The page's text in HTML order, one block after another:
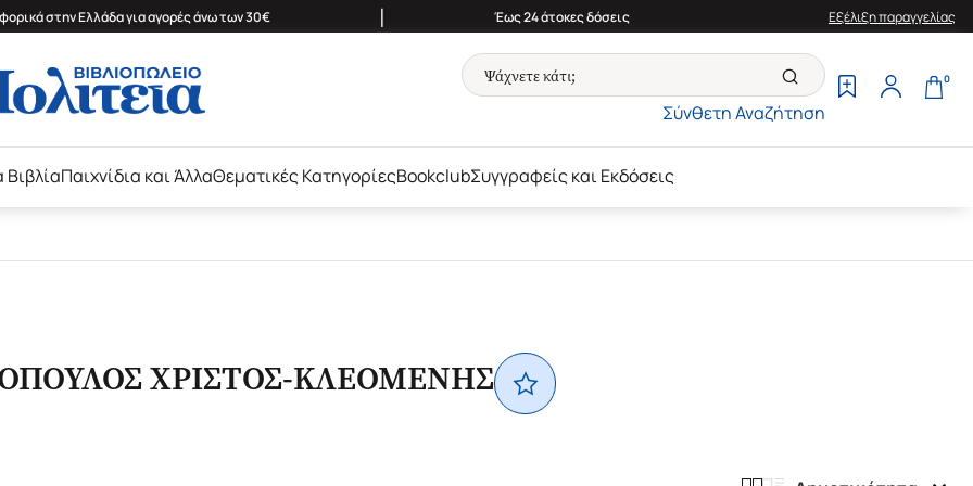
στην Ελλάδα για αγορές άνω των 30€ | Έως 24 άτοκες δόσεις Εξέλιξη παραγγελίας
Σύνθετη Αναζήτηση
0
ΒιβλίαΠαιχνίδια και ΆλλαΘεματικές ΚατηγορίεςBookclubΣυγγραφείς και Εκδόσεις
ΧΡΙΣΤΟΣ-ΚΛΕΟΜΕΝΗΣ